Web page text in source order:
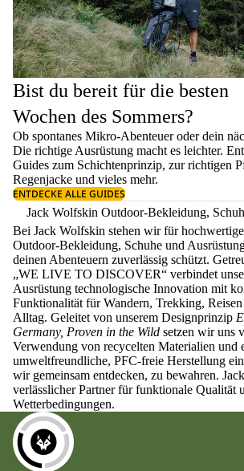
Bist du bereit für die besten
Wochen des Sommers?
Ob spontanes Mikro-Abenteuer oder dein
Die richtige Ausrüstung macht es leichter.
Guides zum Schichtenprinzip, zur richtigen
Regenjacke und vieles mehr.
ENTDECKE ALLE GUIDES
Jack Wolfskin Outdoor-Bekleidung,
Bei Jack Wolfskin stehen wir für
Outdoor-Bekleidung, Schuhe und
deinen Abenteuern zuverlässig schützt.
„WE LIVE TO DISCOVER“ verbindet
Ausrüstung technologische Innovation mit
Funktionalität für Wandern, Trekking,
Alltag. Geleitet von unserem Designprinzip
Germany, Proven in the Wild setzen wir uns
Verwendung von recycelten Materialien und
umweltfreundliche, PFC-freie Herstellung
wir gemeinsam entdecken, zu bewahren.
verlässlicher Partner für funktionale Qualität
Wetterbedingungen.